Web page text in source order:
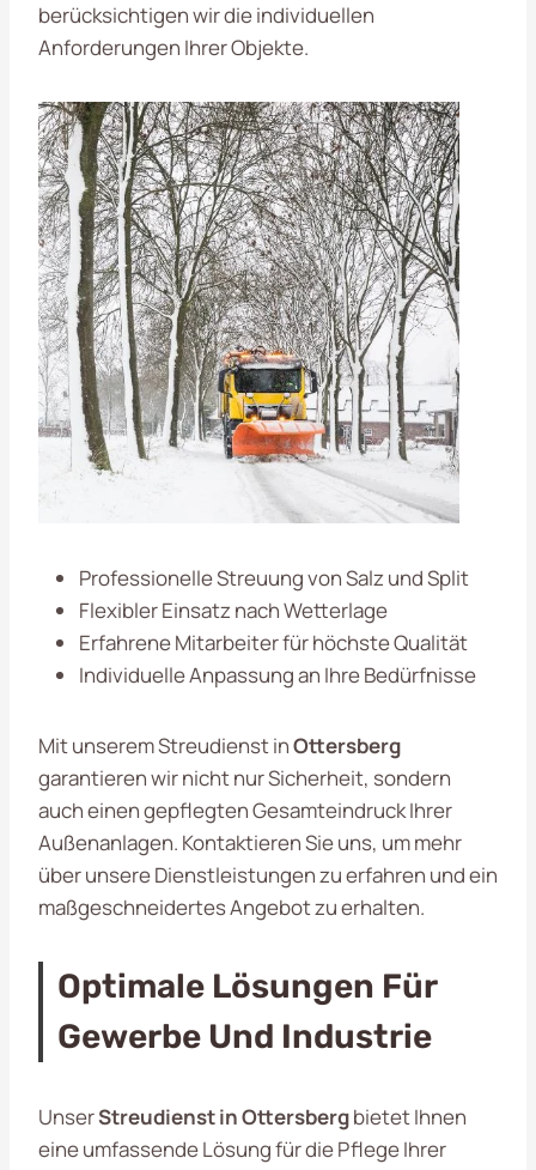
berücksichtigen wir die individuellen
Anforderungen Ihrer Objekte.
Professionelle Streuung von Salz und Split
Flexibler Einsatz nach Wetterlage
Erfahrene Mitarbeiter für höchste Qualität
Individuelle Anpassung an Ihre Bedürfnisse
Mit unserem Streudienst inOttersberg
garantieren wir nicht nur Sicherheit, sondern
auch einen gepflegten Gesamteindruck Ihrer
Außenanlagen. Kontaktieren Sie uns, um mehr
über unsere Dienstleistungen zu erfahren und ein
maßgeschneidertes Angebot zu erhalten.
Optimale Lösungen Für
Gewerbe Und Industrie
UnserStreudienst in Ottersbergbietet Ihnen
eine umfassende Lösung für die Pflege Ihrer